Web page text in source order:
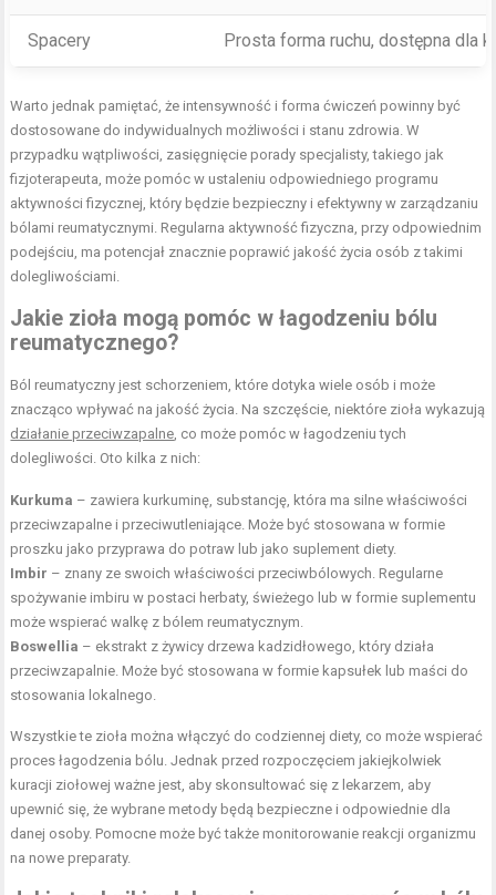
Spacery Prosta forma ruchu, dostępna dla
Warto jednak pamiętać, że intensywność i forma ćwiczeń powinny być
dostosowane do indywidualnych możliwości i stanu zdrowia. W
przypadku wątpliwości, zasięgnięcie porady specjalisty, takiego jak
fizjoterapeuta, może pomóc w ustaleniu odpowiedniego programu
aktywności fizycznej, który będzie bezpieczny i efektywny w zarządzaniu
bólami reumatycznymi. Regularna aktywność fizyczna, przy odpowiednim
podejściu, ma potencjał znacznie poprawić jakość życia osób z takimi
dolegliwościami.
Jakie zioła mogą pomóc w łagodzeniu bólu
reumatycznego?
Ból reumatyczny jest schorzeniem, które dotyka wiele osób i może
znacząco wpływać na jakość życia. Na szczęście, niektóre zioła wykazują
działanie przeciwzapalne, co może pomóc w łagodzeniu tych
dolegliwości. Oto kilka z nich:
Kurkuma – zawiera kurkuminę, substancję, która ma silne właściwości
przeciwzapalne i przeciwutleniające. Może być stosowana w formie
proszku jako przyprawa do potraw lub jako suplement diety.
Imbir – znany ze swoich właściwości przeciwbólowych. Regularne
spożywanie imbiru w postaci herbaty, świeżego lub w formie suplementu
może wspierać walkę z bólem reumatycznym.
Boswellia – ekstrakt z żywicy drzewa kadzidłowego, który działa
przeciwzapalnie. Może być stosowana w formie kapsułek lub maści do
stosowania lokalnego.
Wszystkie te zioła można włączyć do codziennej diety, co może wspierać
proces łagodzenia bólu. Jednak przed rozpoczęciem jakiejkolwiek
kuracji ziołowej ważne jest, aby skonsultować się z lekarzem, aby
upewnić się, że wybrane metody będą bezpieczne i odpowiednie dla
danej osoby. Pomocne może być także monitorowanie reakcji organizmu
na nowe preparaty.